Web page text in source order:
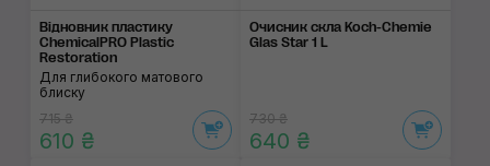
Відновник пластику
ChemicalPRO Plastic
Restoration
Для глибокого матового
блиску
715 ₴
610 ₴
Очисник скла Koch-Chemie
Glas Star 1 L
730 ₴
640 ₴